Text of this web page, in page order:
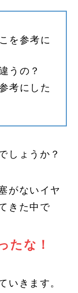
を参考に
うの？
考にした
しょうか？
がないイヤ
きた中で
たな！
いきます。